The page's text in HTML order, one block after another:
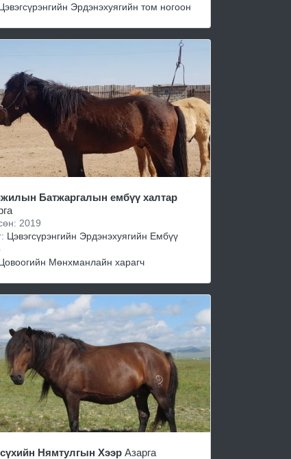
Эрдэнэхуягийн том ногоон
Батжаргалын ембүү халтар
2019
Цэвэгсүрэнгийн Эрдэнэхуягийн Ембүү
Мөнхманлайн харагч
Нямтулгын Хээр Азарга